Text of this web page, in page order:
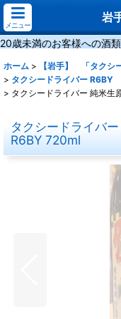
メニュー
岩
20歳未満のお客様への酒
ホーム >
【岩手】 「タクシ
> タクシードライバー R6BY
> タクシードライバー 純米生
タクシードライバ
R6BY 720ml